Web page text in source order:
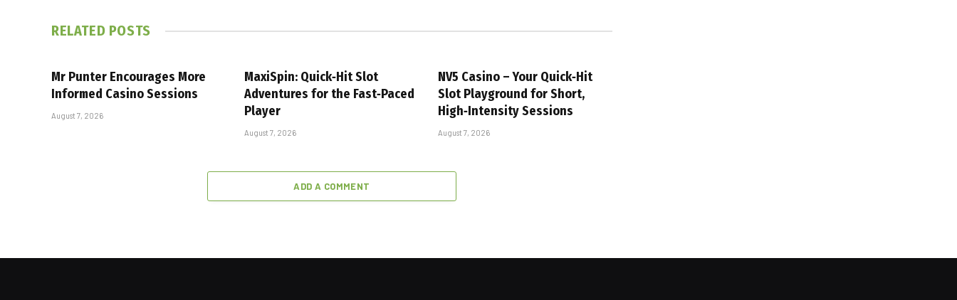
RELATED POSTS
Mr Punter Encourages More
Informed Casino Sessions
August 7, 2026
MaxiSpin: Quick‑Hit Slot
Adventures for the Fast‑Paced
Player
August 7, 2026
NV5 Casino – Your Quick‑Hit
Slot Playground for Short,
High‑Intensity Sessions
August 7, 2026
ADD A COMMENT